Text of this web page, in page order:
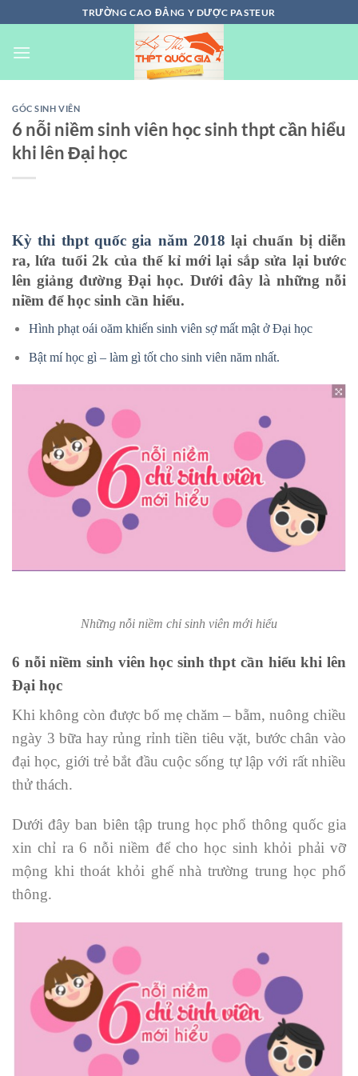
đến
nội
TRƯỜNG CAO ĐẲNG Y DƯỢC PASTEUR
GÓC SINH VIÊN
6 nỗi niềm sinh viên học sinh thpt cần hiểu
khi lên Đại học
Kỳ thi thpt quốc gia năm 2018 lại chuẩn bị diễn
ra, lứa tuổi 2k của thế kỉ mới lại sắp sửa lại bước
lên giảng đường Đại học. Dưới đây là những nỗi
niềm để học sinh cần hiểu.
Hình phạt oái oăm khiến sinh viên sợ mất mật ở Đại học
Bật mí học gì – làm gì tốt cho sinh viên năm nhất.
Những nỗi niềm chỉ sinh viên mới hiểu
6 nỗi niềm sinh viên học sinh thpt cần hiểu khi lên
Đại học
Khi không còn được bố mẹ chăm – bẵm, nuông chiều
ngày 3 bữa hay rủng rỉnh tiền tiêu vặt, bước chân vào
đại học, giới trẻ bắt đầu cuộc sống tự lập với rất nhiều
thử thách.
Dưới đây ban biên tập trung học phổ thông quốc gia
xin chỉ ra 6 nỗi niềm để cho học sinh khỏi phải vỡ
mộng khi thoát khỏi ghế nhà trường trung học phổ
thông.